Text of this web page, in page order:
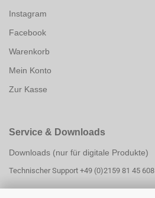
Instagram
Facebook
Warenkorb
Mein Konto
Zur Kasse
Service & Downloads
Downloads (nur für digitale Produkte)
Technischer Support +49 (0)2159 81 45 608